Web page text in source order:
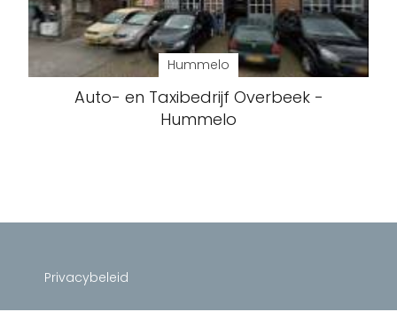
Hummelo
Auto- en Taxibedrijf Overbeek -
Hummelo
Privacybeleid